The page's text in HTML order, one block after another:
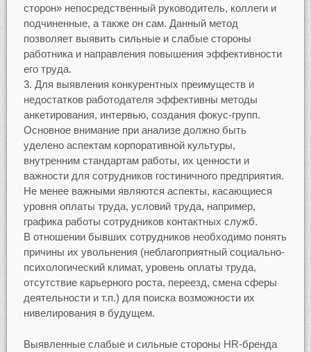
сторон» непосредственный руководитель, коллеги и
подчиненные, а также он сам. Данный метод
позволяет выявить сильные и слабые стороны
работника и направления повышения эффективности
его труда.
Для выявления конкурентных преимуществ и
недостатков работодателя эффективны методы
анкетирования, интервью, создания фокус-групп.
Основное внимание при анализе должно быть
уделено аспектам корпоративной культуры,
внутренним стандартам работы, их ценности и
важности для сотрудников гостиничного предприятия.
Не менее важными являются аспекты, касающиеся
уровня оплаты труда, условий труда, например,
графика работы сотрудников контактных служб.
В отношении бывших сотрудников необходимо понять
причины их увольнения (неблагоприятный социально-
психологический климат, уровень оплаты труда,
отсутствие карьерного роста, переезд, смена сферы
деятельности и т.п.) для поиска возможности их
нивелирования в будущем.
Выявленные слабые и сильные стороны HR-бренда